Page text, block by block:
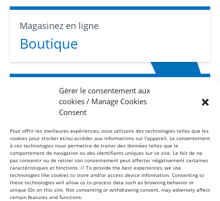
Gérer le consentement aux
cookies / Manage Cookies
Consent
Pour offrir les meilleures expériences, nous utilisons des technologies telles que les
cookies pour stocker et/ou accéder aux informations sur l'appareil. Le consentement
à ces technologies nous permettra de traiter des données telles que le
comportement de navigation ou des identifiants uniques sur ce site. Le fait de ne
pas consentir ou de retirer son consentement peut affecter négativement certaines
caractéristiques et fonctions. // To provide the best experiences, we use
technologies like cookies to store and/or access device information. Consenting to
these technologies will allow us to process data such as browsing behavior or
unique IDs on this site. Not consenting or withdrawing consent, may adversely affect
certain features and functions.
Magasinez en ligne
Boutique
Abonnez-vous
Infolettre
Sans frais
1-877-865-8443